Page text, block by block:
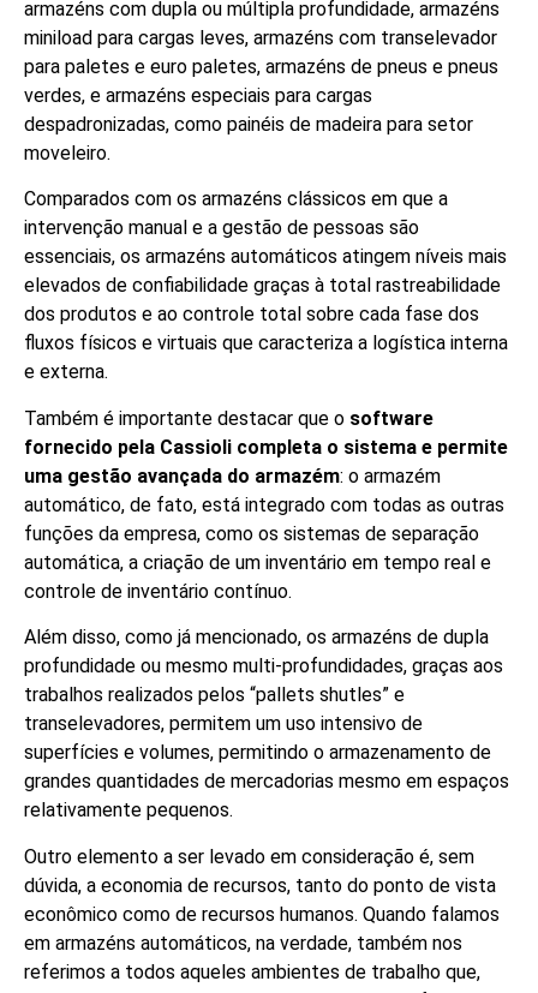
armazéns com dupla ou múltipla profundidade, armazéns
miniload para cargas leves, armazéns com transelevador
para paletes e euro paletes, armazéns de pneus e pneus
verdes, e armazéns especiais para cargas
despadronizadas, como painéis de madeira para setor
moveleiro.
Comparados com os armazéns clássicos em que a
intervenção manual e a gestão de pessoas são
essenciais, os armazéns automáticos atingem níveis mais
elevados de confiabilidade graças à total rastreabilidade
dos produtos e ao controle total sobre cada fase dos
fluxos físicos e virtuais que caracteriza a logística interna
e externa.
Também é importante destacar que o software
fornecido pela Cassioli completa o sistema e permite
uma gestão avançada do armazém: o armazém
automático, de fato, está integrado com todas as outras
funções da empresa, como os sistemas de separação
automática, a criação de um inventário em tempo real e
controle de inventário contínuo.
Além disso, como já mencionado, os armazéns de dupla
profundidade ou mesmo multi-profundidades, graças aos
trabalhos realizados pelos “pallets shutles” e
transelevadores, permitem um uso intensivo de
superfícies e volumes, permitindo o armazenamento de
grandes quantidades de mercadorias mesmo em espaços
relativamente pequenos.
Outro elemento a ser levado em consideração é, sem
dúvida, a economia de recursos, tanto do ponto de vista
econômico como de recursos humanos. Quando falamos
em armazéns automáticos, na verdade, também nos
referimos a todos aqueles ambientes de trabalho que,